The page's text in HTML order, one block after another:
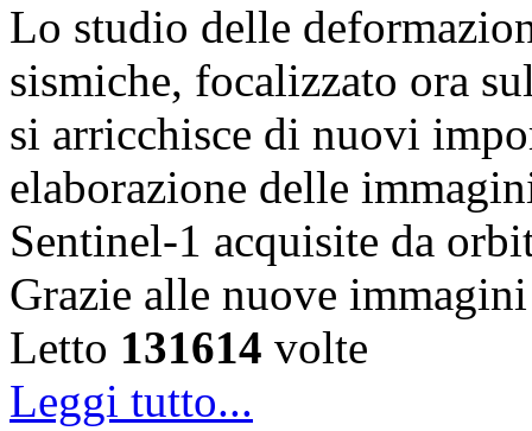
Lo studio delle
sismiche, focalizzato ora
si arricchisce di nuovi
elaborazione delle
Sentinel-1 acquisite da
Grazie alle nuove
Letto 131614 volte
Leggi tutto...